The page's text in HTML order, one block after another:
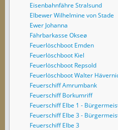
Eisenbahnfähre Stralsund
Elbewer Wilhelmine von Stade
Ewer Johanna
Fährbarkasse Okseø
Feuerlöschboot Emden
Feuerlöschboot Kiel
Feuerlöschboot Repsold
Feuerlöschboot Walter
Feuerschiff Amrumbank
Feuerschiff Borkumriff
Feuerschiff Elbe 1 -
Feuerschiff Elbe 3 -
Feuerschiff Elbe 3